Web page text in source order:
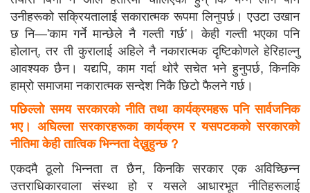
उनीहरूको सक्रियतालाई सकारात्मक रूपमा लिनुपर्छ। एउटा उखान
छ नि—'काम गर्ने मान्छेले नै गल्ती गर्छ'। केही गल्ती भएका पनि
होलान्, तर ती कुरालाई अहिले नै नकारात्मक दृष्टिकोणले हेरिहाल्नु
आवश्यक छैन। यद्यपि, काम गर्दा थोरै सचेत भने हुनुपर्छ, किनकि
हाम्रो समाजमा नकारात्मक सन्देश निकै छिटो फैलने गर्छ।
पछिल्लो समय सरकारको नीति तथा कार्यक्रमहरू पनि सार्वजनिक
भए। अघिल्ला सरकारहरूका कार्यक्रम र यसपटकको सरकारको
नीतिमा केही तात्विक भिन्नता देख्नुहुन्छ ?
एकदमै ठूलो भिन्नता त छैन, किनकि सरकार एक अविच्छिन्न
उत्तराधिकारवाला संस्था हो र यसले आधारभूत नीतिहरूलाई